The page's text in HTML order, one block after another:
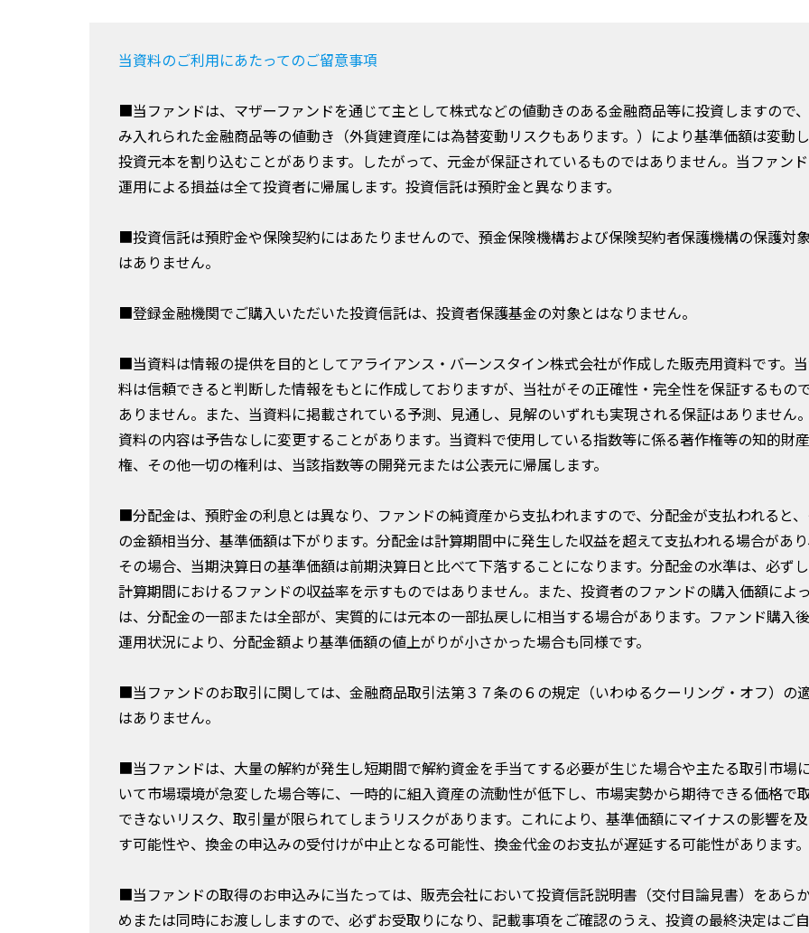
当資料のご利用にあたってのご留意事項
■当ファンドは、マザーファンドを通じて主として株式などの値動きのある金融商品等に投資しますので
み入れられた金融商品等の値動き（外貨建資産には為替変動リスクもあります。）により基準価額は変動し
投資元本を割り込むことがあります。したがって、元金が保証されているものではありません。当ファン
運用による損益は全て投資者に帰属します。投資信託は預貯金と異なります。
■投資信託は預貯金や保険契約にはあたりませんので、預金保険機構および保険契約者保護機構の保護対
はありません。
■登録金融機関でご購入いただいた投資信託は、投資者保護基金の対象とはなりません。
■当資料は情報の提供を目的としてアライアンス・バーンスタイン株式会社が作成した販売用資料です。
料は信頼できると判断した情報をもとに作成しておりますが、当社がその正確性・完全性を保証するもの
ありません。また、当資料に掲載されている予測、見通し、見解のいずれも実現される保証はありません
資料の内容は予告なしに変更することがあります。当資料で使用している指数等に係る著作権等の知的財産
権、その他一切の権利は、当該指数等の開発元または公表元に帰属します。
■分配金は、預貯金の利息とは異なり、ファンドの純資産から支払われますので、分配金が支払われると
の金額相当分、基準価額は下がります。分配金は計算期間中に発生した収益を超えて支払われる場合があり
その場合、当期決算日の基準価額は前期決算日と比べて下落することになります。分配金の水準は、必ず
計算期間におけるファンドの収益率を示すものではありません。また、投資者のファンドの購入価額によ
は、分配金の一部または全部が、実質的には元本の一部払戻しに相当する場合があります。ファンド購入
運用状況により、分配金額より基準価額の値上がりが小さかった場合も同様です。
■当ファンドのお取引に関しては、金融商品取引法第３７条の６の規定（いわゆるクーリング・オフ）の
はありません。
■当ファンドは、大量の解約が発生し短期間で解約資金を手当てする必要が生じた場合や主たる取引市場
いて市場環境が急変した場合等に、一時的に組入資産の流動性が低下し、市場実勢から期待できる価格で
できないリスク、取引量が限られてしまうリスクがあります。これにより、基準価額にマイナスの影響を
す可能性や、換金の申込みの受付けが中止となる可能性、換金代金のお支払が遅延する可能性があります。
■当ファンドの取得のお申込みに当たっては、販売会社において投資信託説明書（交付目論見書）をあら
めまたは同時にお渡ししますので、必ずお受取りになり、記載事項をご確認のうえ、投資の最終決定はご